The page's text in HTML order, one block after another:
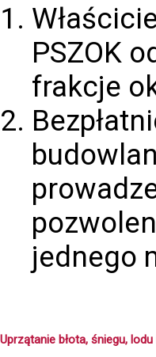
PSZOK
frakcje
jednego
Uprzątanie błota, śniegu,